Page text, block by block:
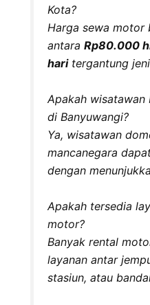
Kota?
Harga sewa motor
antaraRp80.000
haritergantung
Apakah
di Banyuwangi?
Ya, wisatawan
mancanegara
dengan
Apakah tersedia
motor?
Banyak rental
layanan antar
stasiun, atau